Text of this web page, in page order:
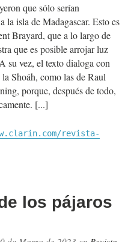
que sólo serían
la isla de Madagascar. Esto es
Brayard, que a lo largo de
que es posible arrojar luz
su vez, el texto dialoga con
la Shoáh, como las de Raul
porque, después de todo,
revista-
los pájaros